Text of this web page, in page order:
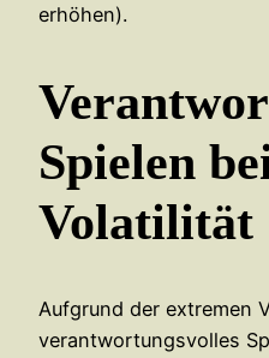
erhöhen).
Spielen
Volatilität
Aufgrund der extremen
verantwortungsvolles